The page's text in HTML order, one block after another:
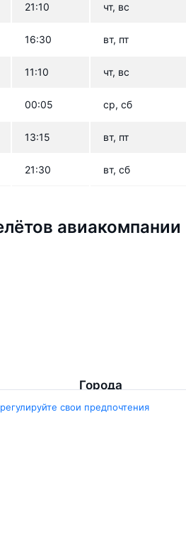
21:10 чт, вс
16:30 вт, пт
11:10 чт, вс
00:05 ср, сб
13:15 вт, пт
21:30 вт, сб
авиакомпании
Города
свои предпочтения